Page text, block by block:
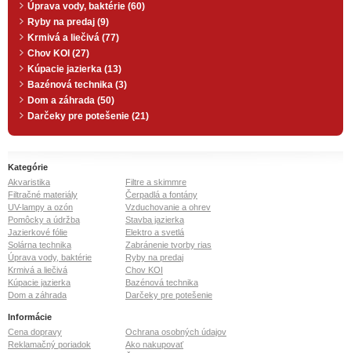
Úprava vody, baktérie (60)
Ryby na predaj (9)
Krmivá a liečivá (77)
Chov KOI (27)
Kúpacie jazierka (13)
Bazénová technika (3)
Dom a záhrada (50)
Darčeky pre potešenie (21)
Kategórie
Akvaristika
Filtre a skimmre
Filtračné materiály
Čerpadlá a fontány
UV-lampy a ozón
Vzduchovanie a ohrev
Pomôcky a údržba
Stavba jazierka
Jazierkové fólie
Elektro a svetlá
Solárna technika
Zabránenie tvorby rias
Úprava vody, baktérie
Ryby na predaj
Krmivá a liečivá
Chov KOI
Kúpacie jazierka
Bazénová technika
Dom a záhrada
Darčeky pre potešenie
Informácie
Cena dopravy
Ochrana osobných údajov
Reklamačný poriadok
Ako nakupovať